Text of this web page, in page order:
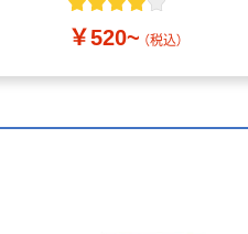
￥520~ （税込）